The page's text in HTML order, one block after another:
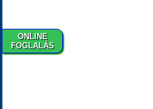
ONLINE
FOGLALÁS